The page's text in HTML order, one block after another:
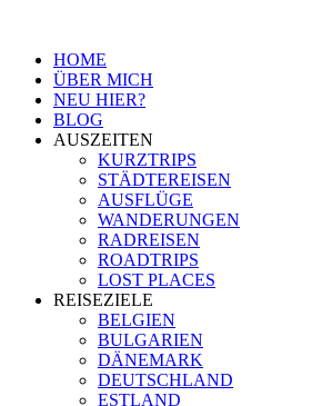
HOME
ÜBER MICH
NEU HIER?
BLOG
AUSZEITEN
KURZTRIPS
STÄDTEREISEN
AUSFLÜGE
WANDERUNGEN
RADREISEN
ROADTRIPS
LOST PLACES
REISEZIELE
BELGIEN
BULGARIEN
DÄNEMARK
DEUTSCHLAND
ESTLAND